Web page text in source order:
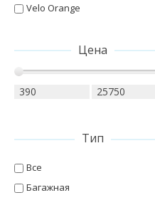
Velo Orange
Цена
Тип
Все
Багажная